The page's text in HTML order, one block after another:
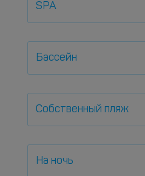
SPA
Бассейн
Собственный пляж
На ночь